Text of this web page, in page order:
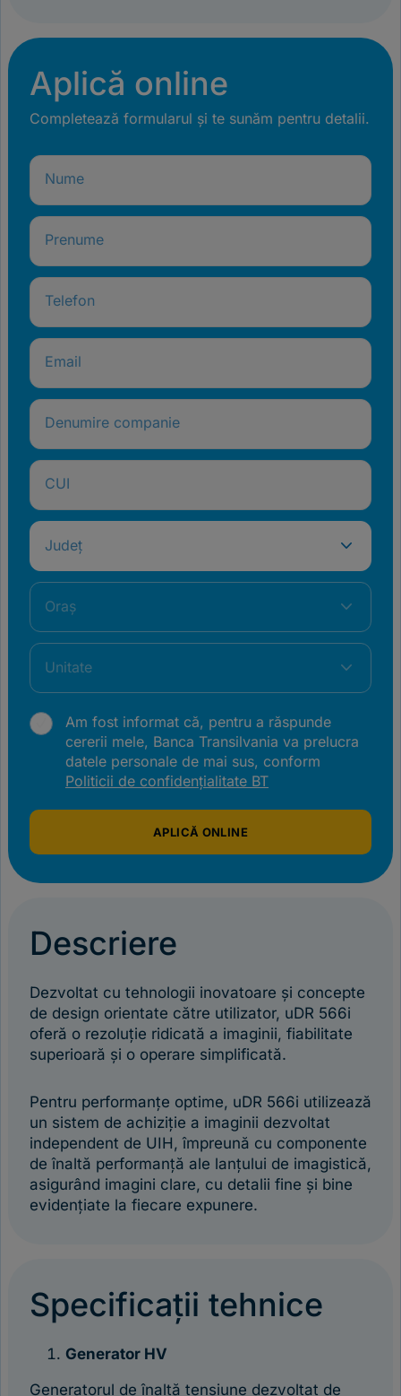
Aplică online
Completează formularul și te sunăm pentru detalii.
Nume
Prenume
Telefon
Email
Denumire companie
CUI
Județ
Oraș
Unitate
Am fost informat că, pentru a răspunde
cererii mele, Banca Transilvania va prelucra
datele personale de mai sus, conform
Politicii de confidențialitate BT
APLICĂ ONLINE
Descriere
Dezvoltat cu tehnologii inovatoare și concepte
de design orientate către utilizator, uDR 566i
oferă o rezoluție ridicată a imaginii, fiabilitate
superioară și o operare simplificată.
Pentru performanțe optime, uDR 566i utilizează
un sistem de achiziție a imaginii dezvoltat
independent de UIH, împreună cu componente
de înaltă performanță ale lanțului de imagistică,
asigurând imagini clare, cu detalii fine și bine
evidențiate la fiecare expunere.
Specificații tehnice
Generator HV
Generatorul de înaltă tensiune dezvoltat de